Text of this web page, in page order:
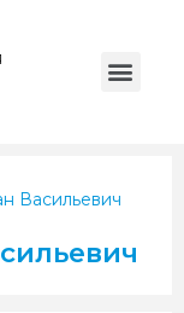
Васильевич